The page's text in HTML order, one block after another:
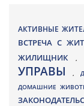
АКТИВНЫЕ
ВСТРЕЧА С
ЖИЛИЩНИК
,
УПРАВЫ,
ДОМАШНИЕ